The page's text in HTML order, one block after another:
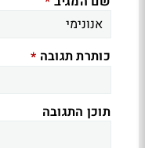
כותרת תגובה *
תוכן התגובה